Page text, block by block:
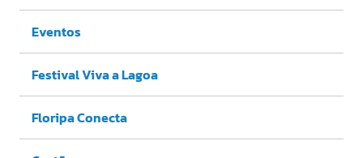
Eventos
Festival Viva a Lagoa
Floripa Conecta